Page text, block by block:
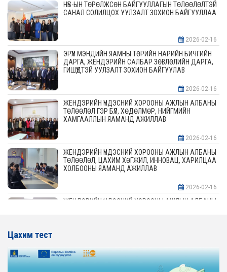
НҮБ-ЫН ТӨРӨЛЖСӨН БАЙГУУЛЛАГЫН ТӨЛӨӨЛӨЛТЭЙ
САНАЛ СОЛИЛЦОХ УУЛЗАЛТ ЗОХИОН БАЙГУУЛЛАА
2026-02-16
ЭРҮҮЛ МЭНДИЙН ЯАМНЫ ТӨРИЙН НАРИЙН БИЧГИЙН
ДАРГА, ЖЕНДЭРИЙН САЛБАР ЗӨВЛӨЛИЙН ДАРГА,
ГИШҮҮДТЭЙ УУЛЗАЛТ ЗОХИОН БАЙГУУЛАВ
2026-02-16
ЖЕНДЭРИЙН ҮНДЭСНИЙ ХОРООНЫ АЖЛЫН АЛБАНЫ
ТӨЛӨӨЛӨЛ ГЭР БҮЛ, ХӨДӨЛМӨР, НИЙГМИЙН
ХАМГААЛЛЫН ЯАМАНД АЖИЛЛАВ
2026-02-16
ЖЕНДЭРИЙН ҮНДЭСНИЙ ХОРООНЫ АЖЛЫН АЛБАНЫ
ТӨЛӨӨЛӨЛ, ЦАХИМ ХӨГЖИЛ, ИННОВАЦ, ХАРИЛЦАА
ХОЛБООНЫ ЯАМАНД АЖИЛЛАВ
2026-02-16
ЖЕНДЭРИЙН ҮНДЭСНИЙ ХОРООНЫ АЖЛЫН АЛБАНЫ
ЖЕНДЭРИЙН ҮНДЭСНИЙ ХОРООНЫ АЖЛЫН АЛБАНЫ
ТӨЛӨӨЛӨЛ ХОТ БАЙГУУЛАЛТ, БАРИЛГА, ОРОН
СУУЦЖУУЛАЛТЫН ЯАМАНД АЖИЛЛАВ
Цахим тест